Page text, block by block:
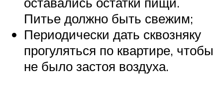
Питье должно быть свежим;
Периодически дать сквозняку
прогуляться по квартире, чтобы
не было застоя воздуха.